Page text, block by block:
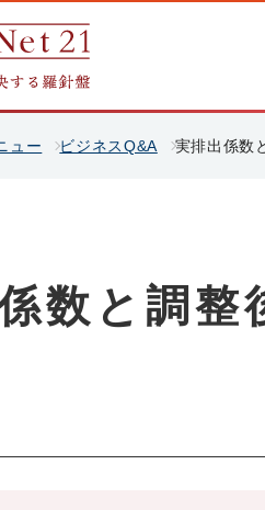
ュー ビジネスQ&A 実排出係数
数と調整